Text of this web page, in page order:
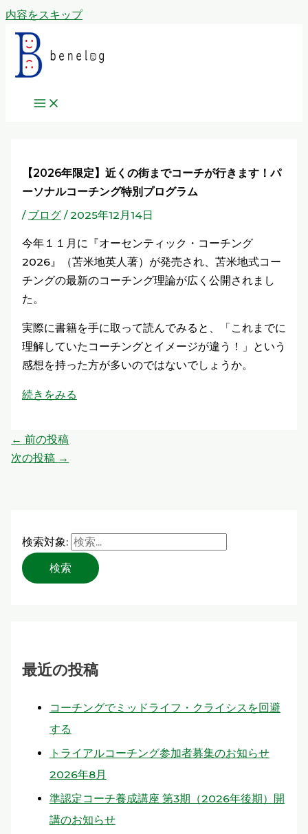
内容をスキップ
【2026年限定】近くの街までコーチが行きます！パ
ーソナルコーチング特別プログラム
/ ブログ/2025年12月14日
今年１１月に『オーセンティック・コーチング
2026』（苫米地英人著）が発売され、苫米地式コー
チングの最新のコーチング理論が広く公開されまし
た。
実際に書籍を手に取って読んでみると、「これまでに
理解していたコーチングとイメージが違う！」という
感想を持った方が多いのではないでしょうか。
続きをみる
← 前の投稿
次の投稿 →
検索対象:
最近の投稿
コーチングでミッドライフ・クライシスを回避
する
トライアルコーチング参加者募集のお知らせ
2026年8月
準認定コーチ養成講座 第3期（2026年後期）開
講のお知らせ